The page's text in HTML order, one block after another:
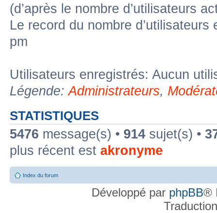
(d’après le nombre d’utilisateurs
Le record du nombre
pm
Utilisateurs enregistrés: Aucun
Légende:Administrateurs,
STATISTIQUES
5476 message(s) • 914 sujet(s) •
plus récent est akronyme
Index du forum
Développé par phpBB®